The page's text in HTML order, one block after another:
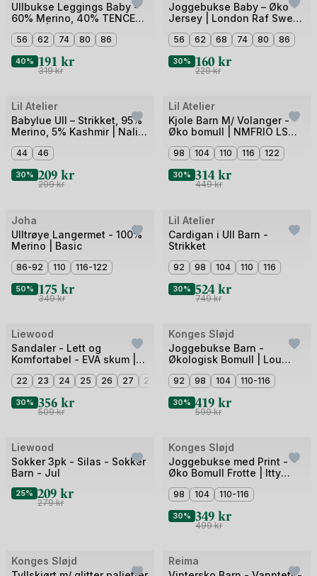
av
Ullbukse Leggings Baby -
60% Merino, 40% TENCEL
Legging
56 62 74 80 86
40% 191 kr
319kr
av
Joggebukse Baby – Øko
Jersey | London Raf Swear
56 62 68 74 80 86
30% 160 kr
229kr
Outlet
Bilde
av
4
Lil Atelier
Babylue Ull – Strikket, 95%
Merino, 5% Kashmir | Nalio
44 46
30% 209 kr
299kr
Outlet
Bilde
av
Lil Atelier
Kjole Barn M/ Volanger -
Øko bomull | NMFRIO LS
98 104 110 116 122
30% 314kr
449kr
Outlet
Bilde
av
Joha
Ulltrøye Langermet - 100%
Merino | Basic
86-92 110 116-122
50% 175 kr
349kr
Outlet
Bilde
av
Lil Atelier
Cardigan i Ull Barn -
Strikket
92 98 104 110 116
30% 524kr
749kr
Outlet
Bilde
av
Liewood
Sandaler - Lett og
Komfortabel - EVA skum |
22 23 24 25 26 27 28 29
30% 356 kr
509kr
Outlet
Bilde
av
Konges Sløjd
Joggebukse Barn -
Økologisk Bomull | Lou
92 98 104 110-116
30% 419 kr
599kr
Outlet
Liewood
Sokker 3pk - Silas - Sokker
Barn - Jul
25% 209 kr
279kr
Outlet
Bilde
av
4
Konges Sløjd
Joggebukse med Print -
Øko Bomull Frotte | Itty
98 104 110-116
30% 349 kr
499kr
Outlet
Bilde
Konges Sløjd
Outlet
Bilde
Reima